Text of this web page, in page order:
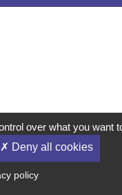
over what you want
✗ Deny all cookies
policy